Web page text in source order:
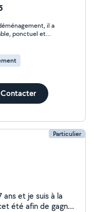
moto et
manutention
il a
ponctuel et
Contacter
Particulier
été afin de gagner